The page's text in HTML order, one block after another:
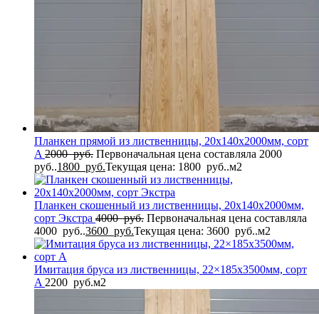
Планкен прямой из лиственницы, 20x140x2000мм, сорт
A 2000руб. Первоначальная цена составляла 2000
руб..1800 руб.Текущая цена: 1800 руб..м2
Планкен скошенный из лиственницы, 20x140x2000мм,
сорт Экстра 4000руб. Первоначальная цена составляла
4000 руб..3600 руб.Текущая цена: 3600 руб..м2
Имитация бруса из лиственницы, 22×185x3500мм, сорт
A 2200 руб.м2